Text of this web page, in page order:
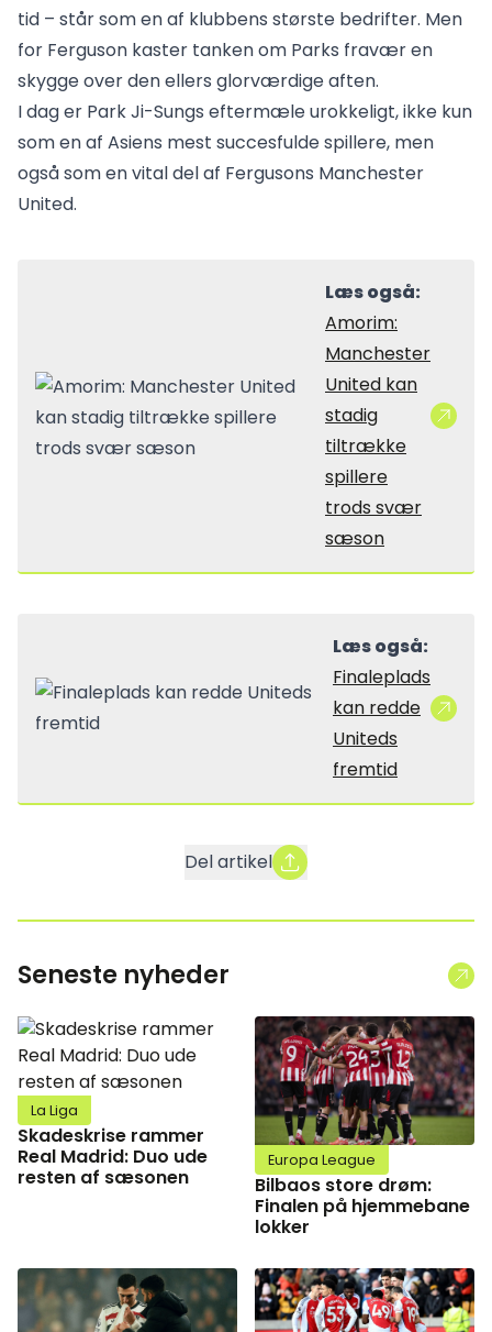
tid – står som en af klubbens største bedrifter. Men
for Ferguson kaster tanken om Parks fravær en
skygge over den ellers glorværdige aften.
I dag er Park Ji-Sungs eftermæle urokkeligt, ikke kun
som en af Asiens mest succesfulde spillere, men
også som en vital del af Fergusons Manchester
United.
Læs også:
Amorim:
Manchester
United kan
stadig
tiltrække
spillere
trods svær
sæson
Læs også:
Finaleplads
kan redde
Uniteds
fremtid
Del artikel
Seneste nyheder
La Liga
Skadeskrise rammer
Real Madrid: Duo ude
resten af sæsonen
Europa League
Bilbaos store drøm:
Finalen på hjemmebane
lokker